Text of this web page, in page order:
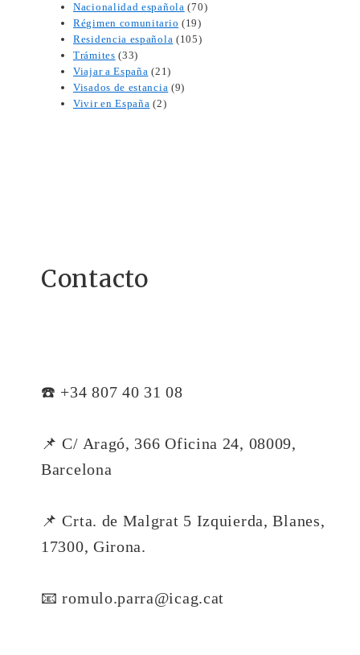
Nacionalidad española (70)
Régimen comunitario (19)
Residencia española (105)
Trámites (33)
Viajar a España (21)
Visados de estancia (9)
Vivir en España (2)
Contacto
☎️ +34 807 40 31 08
📌 C/ Aragó, 366 Oficina 24, 08009,
Barcelona
📌 Crta. de Malgrat 5 Izquierda, Blanes,
17300, Girona.
📧 romulo.parra@icag.cat